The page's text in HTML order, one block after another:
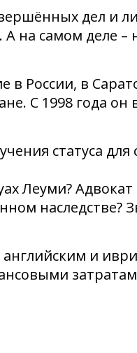
дел и
на самом деле
России, в
С 1998 года он
статуса для
Леуми?
наследстве?
и